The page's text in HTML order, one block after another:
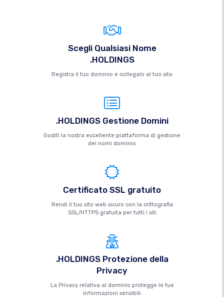
Scegli Qualsiasi Nome
.HOLDINGS
Registra il tuo dominio e collegalo al tuo sito
.HOLDINGS Gestione Domini
Goditi la nostra eccellente piattaforma di gestione
dei nomi dominio
Certificato SSL gratuito
Rendi il tuo sito web sicuro con la crittografia
SSL/HTTPS gratuita per tutti i siti
.HOLDINGS Protezione della
Privacy
La Privacy relativa al dominio protegge le tue
informazioni sensibili